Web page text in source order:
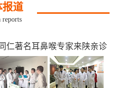
报道
reports
仁著名耳鼻喉专家来陕亲诊